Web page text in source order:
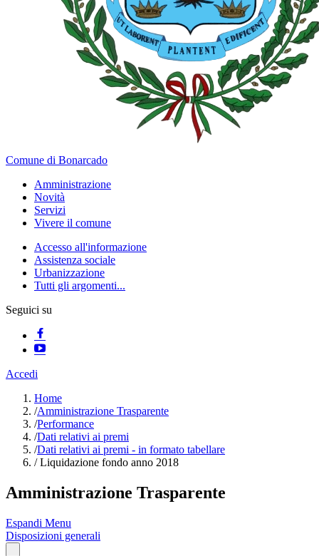
Comune di Bonarcado
Amministrazione
Novità
Servizi
Vivere il comune
Accesso all'informazione
Assistenza sociale
Urbanizzazione
Tutti gli argomenti...
Seguici su
Accedi
Home
/Amministrazione Trasparente
/Performance
/Dati relativi ai premi
/Dati relativi ai premi - in formato tabellare
/Liquidazione fondo anno 2018
Amministrazione Trasparente
Espandi Menu
Disposizioni generali